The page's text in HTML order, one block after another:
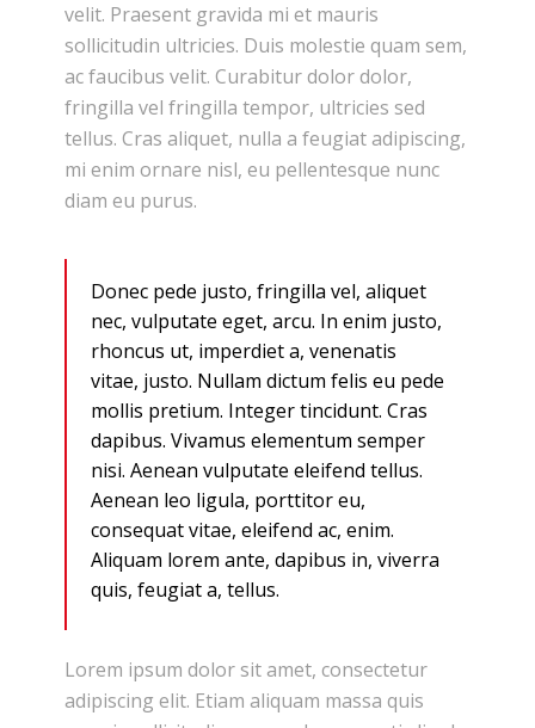
velit. Praesent gravida mi et mauris
sollicitudin ultricies. Duis molestie quam sem,
ac faucibus velit. Curabitur dolor dolor,
fringilla vel fringilla tempor, ultricies sed
tellus. Cras aliquet, nulla a feugiat adipiscing,
mi enim ornare nisl, eu pellentesque nunc
diam eu purus.
Donec pede justo, fringilla vel, aliquet
nec, vulputate eget, arcu. In enim justo,
rhoncus ut, imperdiet a, venenatis
vitae, justo. Nullam dictum felis eu pede
mollis pretium. Integer tincidunt. Cras
dapibus. Vivamus elementum semper
nisi. Aenean vulputate eleifend tellus.
Aenean leo ligula, porttitor eu,
consequat vitae, eleifend ac, enim.
Aliquam lorem ante, dapibus in, viverra
quis, feugiat a, tellus.
Lorem ipsum dolor sit amet, consectetur
adipiscing elit. Etiam aliquam massa quis